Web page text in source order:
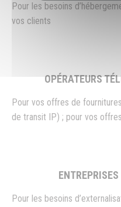
Pour les besoins
vos clients
OPÉRATEURS
Pour vos offres de
de transit IP) ; pour vos
Pour les besoins